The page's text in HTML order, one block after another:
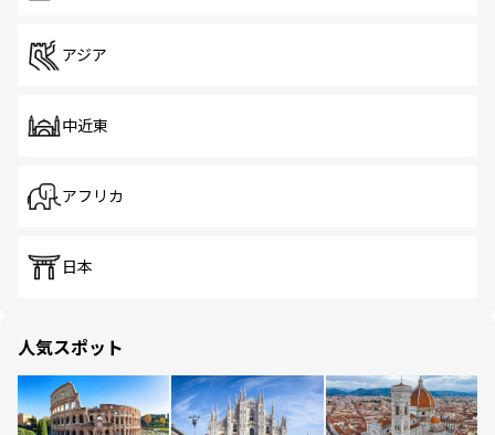
アジア
中近東
アフリカ
日本
人気スポット